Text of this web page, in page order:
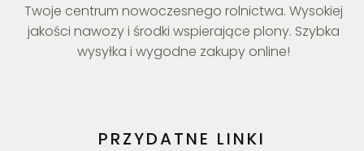
Twoje centrum nowoczesnego rolnictwa. Wysokiej
jakości nawozy i środki wspierające plony. Szybka
wysyłka i wygodne zakupy online!
PRZYDATNE LINKI